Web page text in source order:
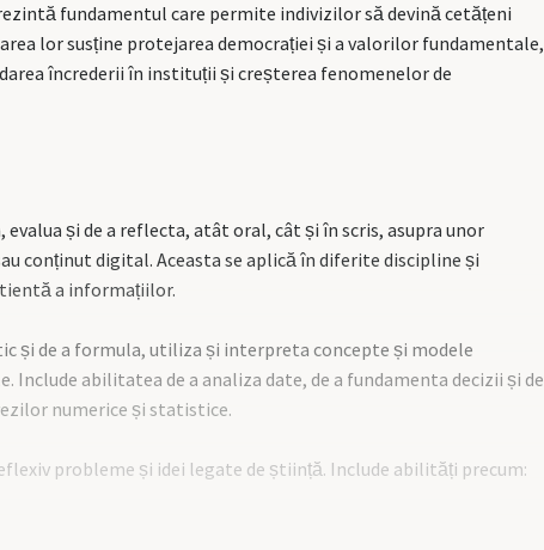
fundamentul care permite indivizilor să devină cetățeni
lor susține protejarea democrației și a valorilor fundamentale,
încrederii în instituții și creșterea fenomenelor de
și de a reflecta, atât oral, cât și în scris, asupra unor
conținut digital. Aceasta se aplică în diferite discipline și
a informațiilor.
și de a formula, utiliza și interpreta concepte și modele
abilitatea de a analiza date, de a fundamenta decizii și de
numerice și statistice.
probleme și idei legate de știință. Include abilități precum: